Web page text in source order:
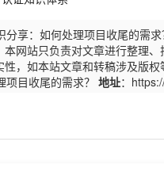
分享：如何处理项目收尾的需
网站只负责对文章进行整理
，如本站文章和转稿涉及版
目收尾的需求？ 地址：